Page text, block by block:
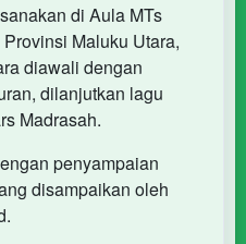
di Aula MTs
Maluku Utara,
diawali dengan
dilanjutkan lagu
Madrasah.
penyampaian
disampaikan oleh